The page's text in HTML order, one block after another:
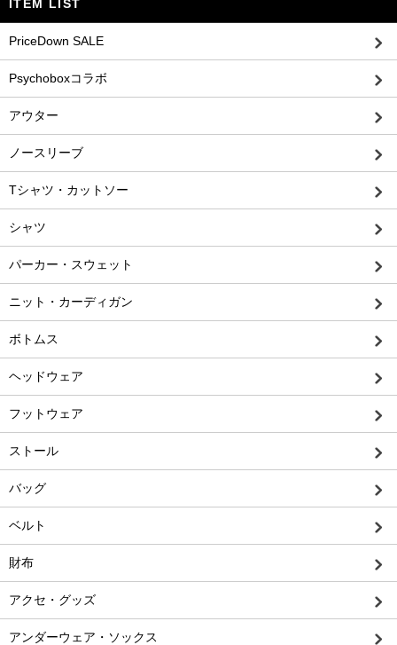
ITEM LIST
PriceDown SALE
Psychoboxコラボ
アウター
ノースリーブ
Tシャツ・カットソー
シャツ
パーカー・スウェット
ニット・カーディガン
ボトムス
ヘッドウェア
フットウェア
ストール
バッグ
ベルト
財布
アクセ・グッズ
アンダーウェア・ソックス